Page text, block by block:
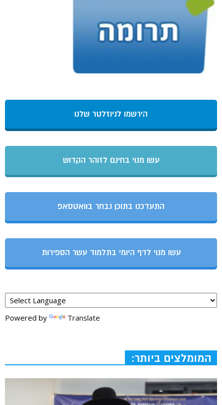
הירשמו לניוזלטר שלנו
עשו מנוי בחינם לזוהר הקדוש
התעדכנו בתוכן נבחר בוואטסאפ
עשו מנוי לדף היומי בתלמוד עשר הספירות
Powered by Translate
המומלצים ביותר: